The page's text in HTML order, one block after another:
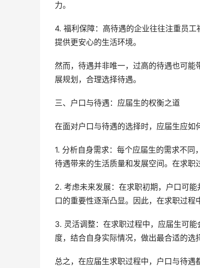
力。
4. 福利保障：高待遇的企业往往注重员
提供更安心的生活环境。
然而，待遇并非唯一，过高的待遇也可
展规划，合理选择待遇。
三、户口与待遇：应届生的权衡之道
在面对户口与待遇的选择时，应届生应如
1. 分析自身需求：每个应届生的需求不
待遇带来的生活质量和发展空间。在求职
2. 考虑未来发展：在求职初期，户口可
口的重要性逐渐凸显。因此，在求职过程
3. 灵活调整：在求职过程中，应届生可
度，结合自身实际情况，做出最合适的选
总之，在应届生求职过程中，户口与待